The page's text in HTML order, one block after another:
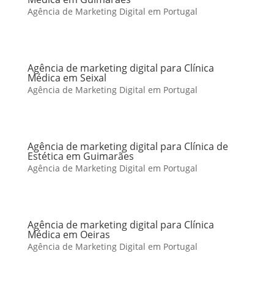
Agência de Marketing Digital em Portugal
Agência de marketing digital para Clínica
Médica em Seixal
Agência de Marketing Digital em Portugal
Agência de marketing digital para Clínica de
Estética em Guimarães
Agência de Marketing Digital em Portugal
Agência de marketing digital para Clínica
Médica em Oeiras
Agência de Marketing Digital em Portugal